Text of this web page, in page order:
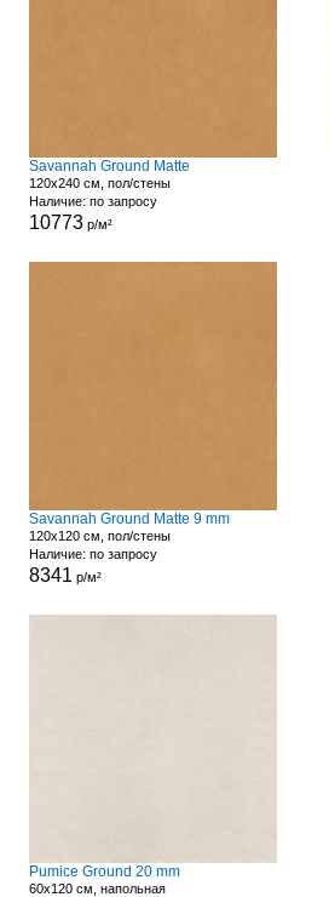
Savannah Ground Matte
120x240 см, пол/стены
Наличие: по запросу
10773р/м²
Savannah Ground Matte 9 mm
120x120 см, пол/стены
Наличие: по запросу
8341 р/м²
Pumice Ground 20 mm
60x120 см, напольная